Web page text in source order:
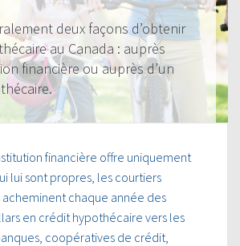
deux façons d’obtenir
au Canada : auprès
financière ou auprès d’un
financière offre uniquement
lui sont propres, les courtiers
chaque année des
en crédit hypothécaire vers les
coopératives de crédit,